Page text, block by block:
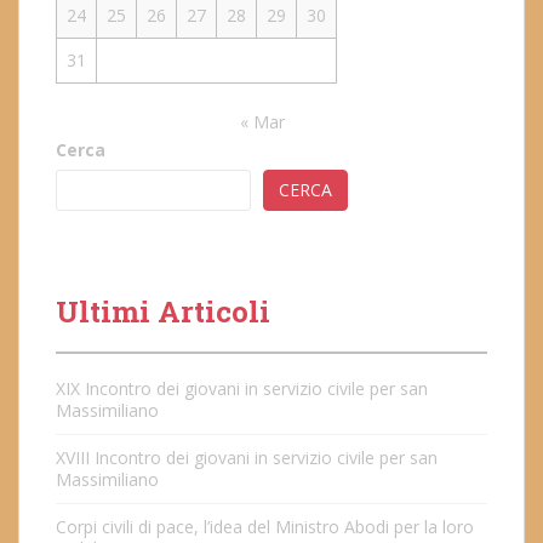
24
25 26 27 28 29
30
31
« Mar
Cerca
CERCA
Ultimi Articoli
XIX Incontro dei giovani in servizio civile per san
Massimiliano
XVIII Incontro dei giovani in servizio civile per san
Massimiliano
Corpi civili di pace, l’idea del Ministro Abodi per la loro